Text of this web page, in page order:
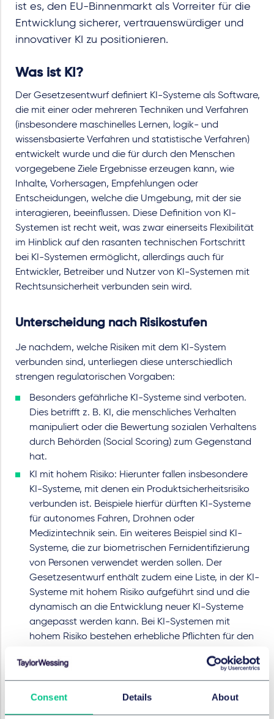
Consent Details About
ist es, den EU-Binnenmarkt als Vorreiter für die
Entwicklung sicherer, vertrauenswürdiger und
innovativer KI zu positionieren.
Was ist KI?
Der Gesetzesentwurf definiert KI-Systeme als Software,
die mit einer oder mehreren Techniken und Verfahren
(insbesondere maschinelles Lernen, logik- und
wissensbasierte Verfahren und statistische Verfahren)
entwickelt wurde und die für durch den Menschen
vorgegebene Ziele Ergebnisse erzeugen kann, wie
Inhalte, Vorhersagen, Empfehlungen oder
Entscheidungen, welche die Umgebung, mit der sie
interagieren, beeinflussen. Diese Definition von KI-
Systemen ist recht weit, was zwar einerseits Flexibilität
im Hinblick auf den rasanten technischen Fortschritt
bei KI-Systemen ermöglicht, allerdings auch für
Entwickler, Betreiber und Nutzer von KI-Systemen mit
Rechtsunsicherheit verbunden sein wird.
Unterscheidung nach Risikostufen
Je nachdem, welche Risiken mit dem KI-System
verbunden sind, unterliegen diese unterschiedlich
strengen regulatorischen Vorgaben:
Besonders gefährliche KI-Systeme sind verboten.
Dies betrifft z. B. KI, die menschliches Verhalten
manipuliert oder die Bewertung sozialen Verhaltens
durch Behörden (Social Scoring) zum Gegenstand
hat.
KI mit hohem Risiko: Hierunter fallen insbesondere
KI-Systeme, mit denen ein Produktsicherheitsrisiko
verbunden ist. Beispiele hierfür dürften KI-Systeme
für autonomes Fahren, Drohnen oder
Medizintechnik sein. Ein weiteres Beispiel sind KI-
Systeme, die zur biometrischen Fernidentifizierung
von Personen verwendet werden sollen. Der
Gesetzesentwurf enthält zudem eine Liste, in der KI-
Systeme mit hohem Risiko aufgeführt sind und die
dynamisch an die Entwicklung neuer KI-Systeme
angepasst werden kann. Bei KI-Systemen mit
hohem Risiko bestehen erhebliche Pflichten für den
Qualität der Daten, die Genauigkeit und Robustheit
des KI-Systems sowie Pflichten zur Dokumentation,
Rückverfolgbarkeit, Transparenz und die